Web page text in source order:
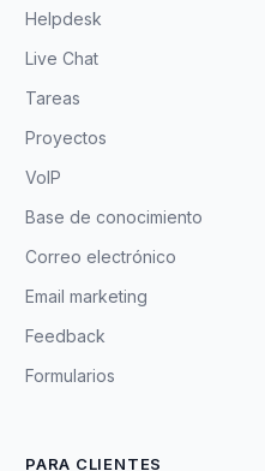
Helpdesk
Live Chat
Tareas
Proyectos
VoIP
Base de conocimiento
Correo electrónico
Email marketing
Feedback
Formularios
PARA CLIENTES